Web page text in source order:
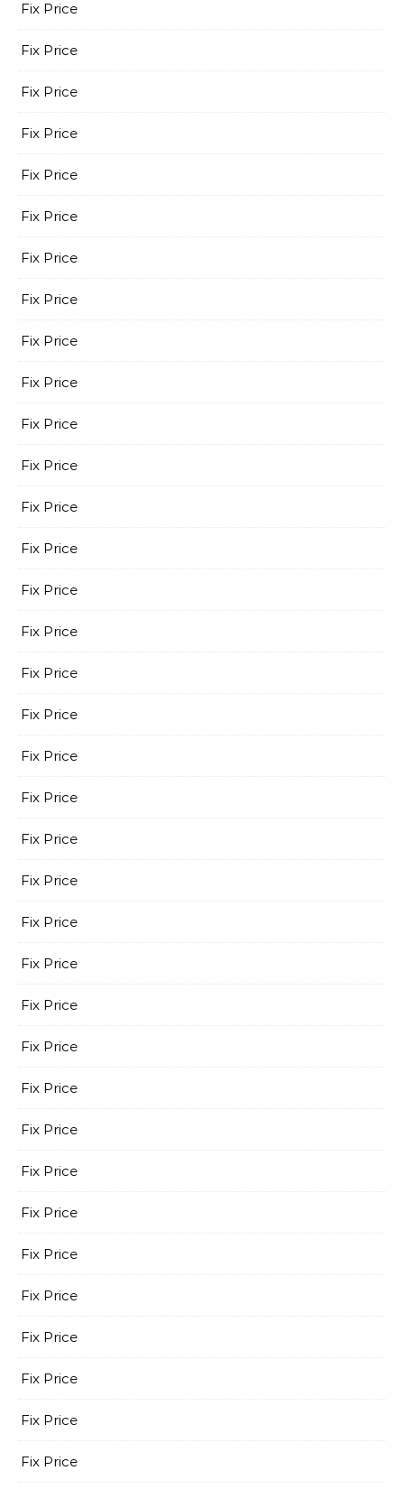
Fix Price
Fix Price
Fix Price
Fix Price
Fix Price
Fix Price
Fix Price
Fix Price
Fix Price
Fix Price
Fix Price
Fix Price
Fix Price
Fix Price
Fix Price
Fix Price
Fix Price
Fix Price
Fix Price
Fix Price
Fix Price
Fix Price
Fix Price
Fix Price
Fix Price
Fix Price
Fix Price
Fix Price
Fix Price
Fix Price
Fix Price
Fix Price
Fix Price
Fix Price
Fix Price
Fix Price